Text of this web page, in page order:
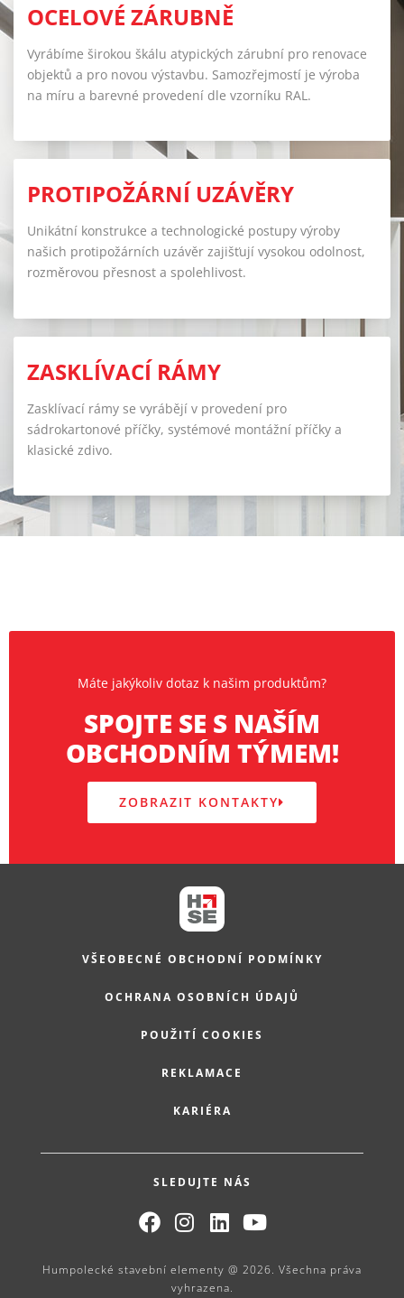
OCELOVÉ ZÁRUBNĚ
Vyrábíme širokou škálu atypických zárubní pro renovace
objektů a pro novou výstavbu. Samozřejmostí je výroba
na míru a barevné provedení dle vzorníku RAL .
PROTIPOŽÁRNÍ UZÁVĚRY
Unikátní konstrukce a technologické postupy výroby
našich protipožárních uzávěr zajišťují vysokou odolnost,
rozměrovou přesnost a spolehlivost.
ZASKLÍVACÍ RÁMY
Zasklívací rámy se vyrábějí v provedení pro
sádrokartonové příčky, systémové montážní příčky a
klasické zdivo.
Máte jakýkoliv dotaz k našim produktům?
SPOJTE SE S NAŠÍM
OBCHODNÍM TÝMEM!
ZOBRAZIT KONTAKTY
VŠEOBECNÉ OBCHODNÍ PODMÍNKY
OCHRANA OSOBNÍCH ÚDAJŮ
POUŽITÍ COOKIES
REKLAMACE
KARIÉRA
SLEDUJTE NÁS
Humpolecké stavební elementy @ 2026. Všechna práva
vyhrazena.